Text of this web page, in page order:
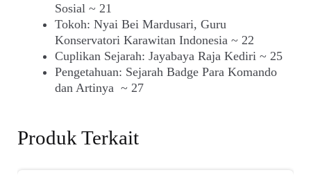
Sosial ~ 21
Tokoh: Nyai Bei Mardusari, Guru
Konservatori Karawitan Indonesia ~ 22
Cuplikan Sejarah: Jayabaya Raja Kediri ~ 25
Pengetahuan: Sejarah Badge Para Komando
dan Artinya ~ 27
Produk Terkait